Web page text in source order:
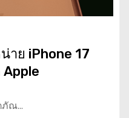
าย iPhone 17
ภัณ…